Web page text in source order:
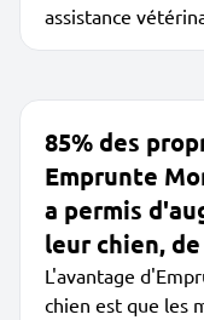
assistance
85% des
Emprunte
a permis
leur chien,
L'avantage
chien est que les